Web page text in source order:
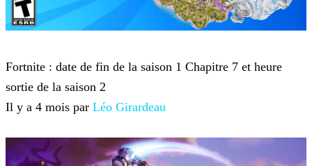
Fortnite : date de fin de la saison 1 Chapitre 7 et heure
sortie de la saison 2
Il y a 4 mois par Léo Girardeau